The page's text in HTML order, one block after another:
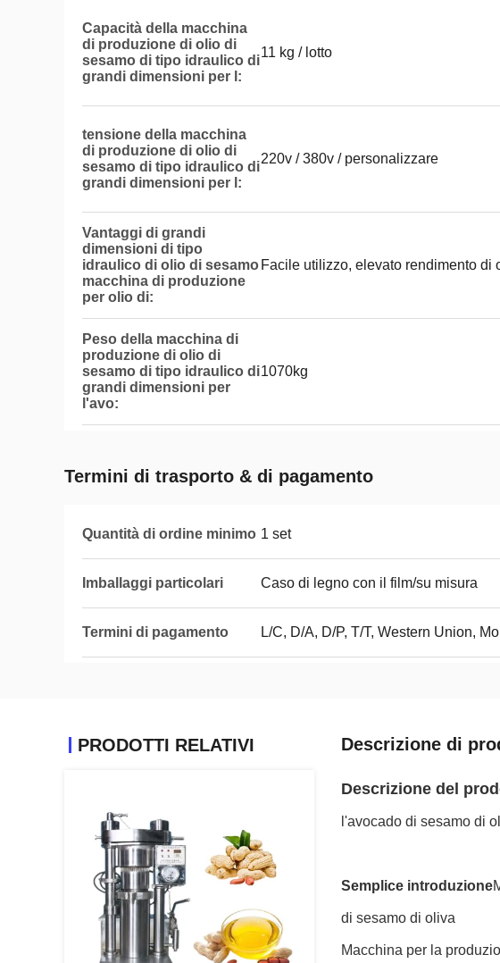
Capacità della macchina
di produzione di olio di
sesamo di tipo idraulico di
grandi dimensioni per l:
11 kg / lotto
tensione della macchina
di produzione di olio di
sesamo di tipo idraulico di
grandi dimensioni per l:
220v / 380v / personalizzare
Vantaggi di grandi
dimensioni di tipo
idraulico di olio di sesamo
macchina di produzione
per olio di:
Facile utilizzo, elevato rendimento di
Peso della macchina di
produzione di olio di
sesamo di tipo idraulico di
grandi dimensioni per
l'avo:
1070kg
Termini di trasporto & di pagamento
Quantità di ordine minimo 1 set
Imballaggi particolari Caso di legno con il film/su misura
Termini di pagamento L/C, D/A, D/P, T/T, Western Union,
PRODOTTI RELATIVI Descrizione di
Descrizione del
l'avocado di sesamo di
Semplice introduzione
di sesamo di oliva
Macchina per la